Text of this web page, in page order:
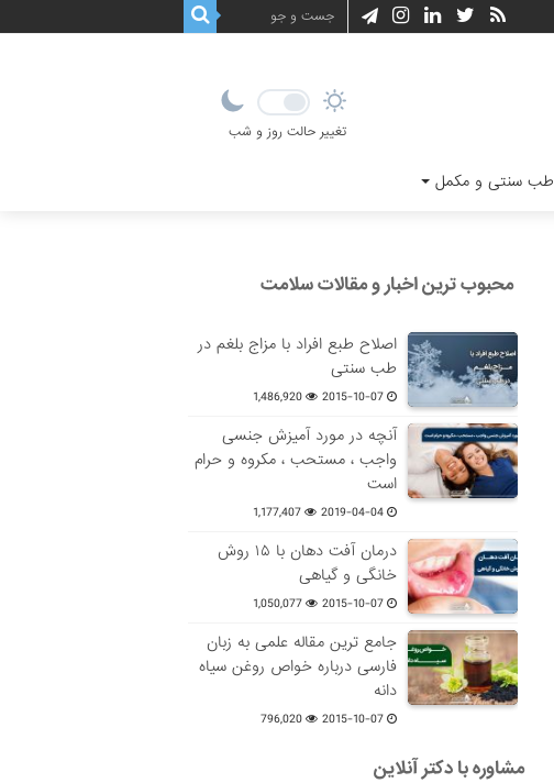
تغییر حالت روز و شب
طب سنتی و مکمل
محبوب ترین اخبار و مقالات سلامت
اصلاح طبع افراد با مزاج بلغم در
طب سنتی
2015-10-07
1,486,920
آنچه در مورد آمیزش جنسی
واجب ، مستحب ، مکروه و حرام
است
2019-04-04
1,177,407
درمان آفت دهان با ۱۵ روش
خانگی و گیاهی
2015-10-07
1,050,077
جامع ترین مقاله علمی به زبان
فارسی درباره خواص روغن سیاه
دانه
2015-10-07
796,020
مشاوره با دکتر آنلاین